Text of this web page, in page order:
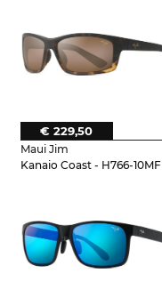
Maui Jim
Kanaio Coast - H766-10MF
€ 229,50